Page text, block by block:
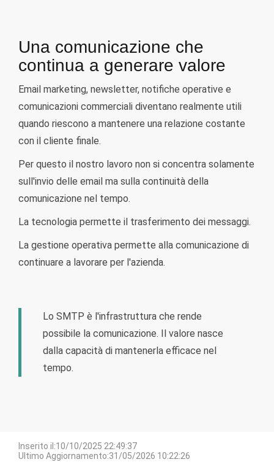
Una comunicazione che
continua a generare valore
Email marketing, newsletter, notifiche operative e
comunicazioni commerciali diventano realmente utili
quando riescono a mantenere una relazione costante
con il cliente finale.
Per questo il nostro lavoro non si concentra solamente
sull'invio delle email ma sulla continuità della
comunicazione nel tempo.
La tecnologia permette il trasferimento dei messaggi.
La gestione operativa permette alla comunicazione di
continuare a lavorare per l'azienda.
Lo SMTP è l'infrastruttura che rende
possibile la comunicazione. Il valore nasce
dalla capacità di mantenerla efficace nel
tempo.
Inserito il:10/10/2025 22:49:37
Ultimo Aggiornamento:31/05/2026 10:22:26